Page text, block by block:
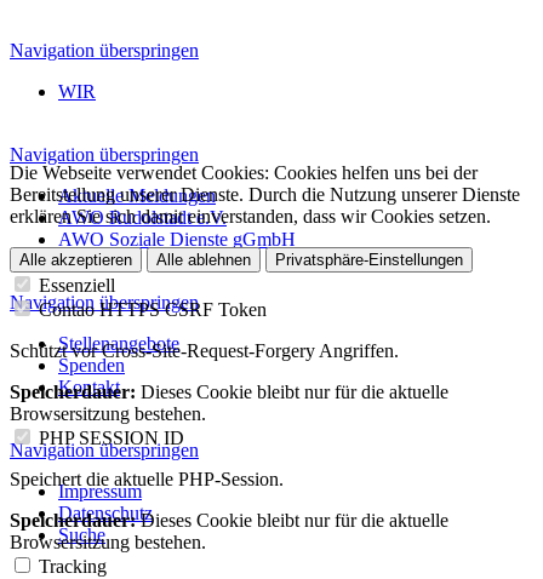
Navigation überspringen
WIR
Navigation überspringen
Aktuelle Meldungen
AWO Rudolstadt e.V.
AWO Soziale Dienste gGmbH
Navigation überspringen
Stellenangebote
Spenden
Kontakt
Navigation überspringen
Impressum
Datenschutz
Suche
Die Webseite verwendet Cookies: Cookies helfen uns bei der
Bereitstellung unserer Dienste. Durch die Nutzung unserer Dienste
erklären Sie sich damit einverstanden, dass wir Cookies setzen.
Alle akzeptieren Alle ablehnen Privatsphäre-Einstellungen
Essenziell
Contao HTTPS CSRF Token
Schützt vor Cross-Site-Request-Forgery Angriffen.
Speicherdauer: Dieses Cookie bleibt nur für die aktuelle
Browsersitzung bestehen.
PHP SESSION ID
Speichert die aktuelle PHP-Session.
Speicherdauer:Dieses Cookie bleibt nur für die aktuelle
Browsersitzung bestehen.
Tracking